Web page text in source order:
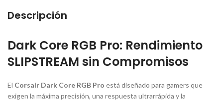
Descripción
Dark Core RGB Pro: Rendimiento
SLIPSTREAM sin Compromisos
El Corsair Dark Core RGB Pro está diseñado para gamers que
exigen la máxima precisión, una respuesta ultrarrápida y la